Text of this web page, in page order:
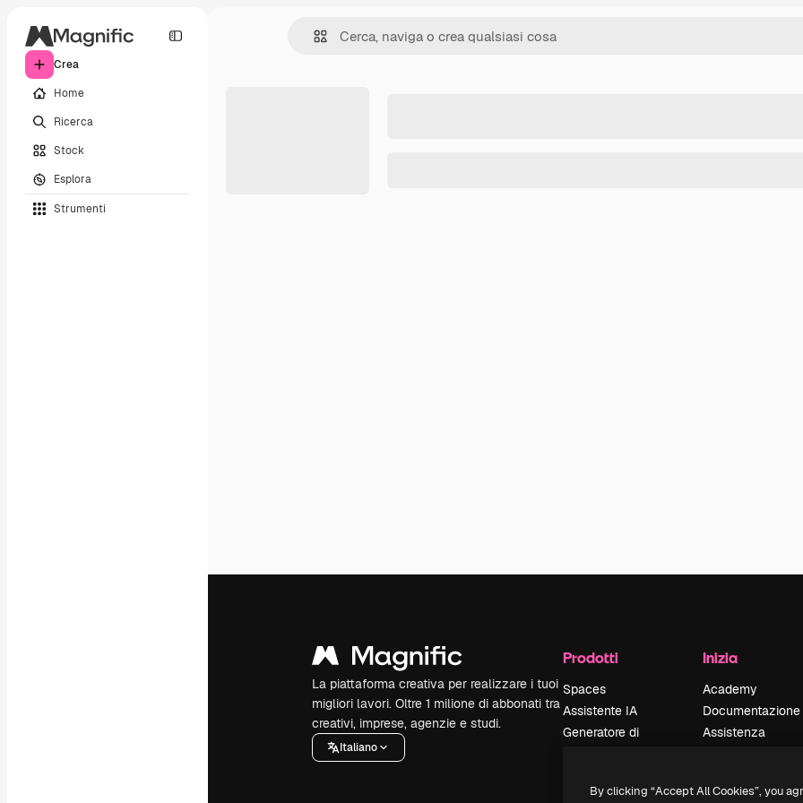
Crea
Home
Ricerca
Stock
Esplora
Strumenti
La piattaforma creativa per realizzare i tuoi
migliori lavori. Oltre 1 milione di abbonati tra
creativi, imprese, agenzie e studi.
Italiano
Prodotti
Spaces
Assistente IA
Generatore di
Inizia
Academy
Documentazione
Assistenza
Politica sulla
By clicking “Accept All Cookies”, you